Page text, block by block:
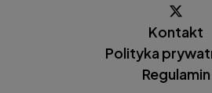
Kontakt
Polityka
Regulamin